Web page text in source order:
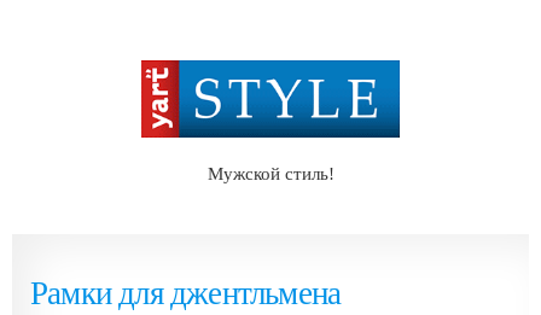
Мужской стиль!
Рамки для джентльмена